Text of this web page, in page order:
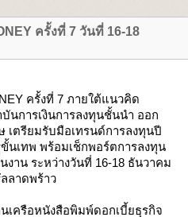
ครั้งที่ 7 วันที่ 16-18
ครั้งที่ 7 ภายใต้แนวคิด
บันการเงินการลงทุนชั้นนำ ออก
เตรียมรับมือเทรนด์การลงทุนปี
นเทพ พร้อมเช็กพอร์ตการลงทุน
าน ระหว่างวันที่ 16-18 ธันวาคม
ลาดพร้าว
เครือหนังสือพิมพ์ดอกเบี้ยธุรกิจ